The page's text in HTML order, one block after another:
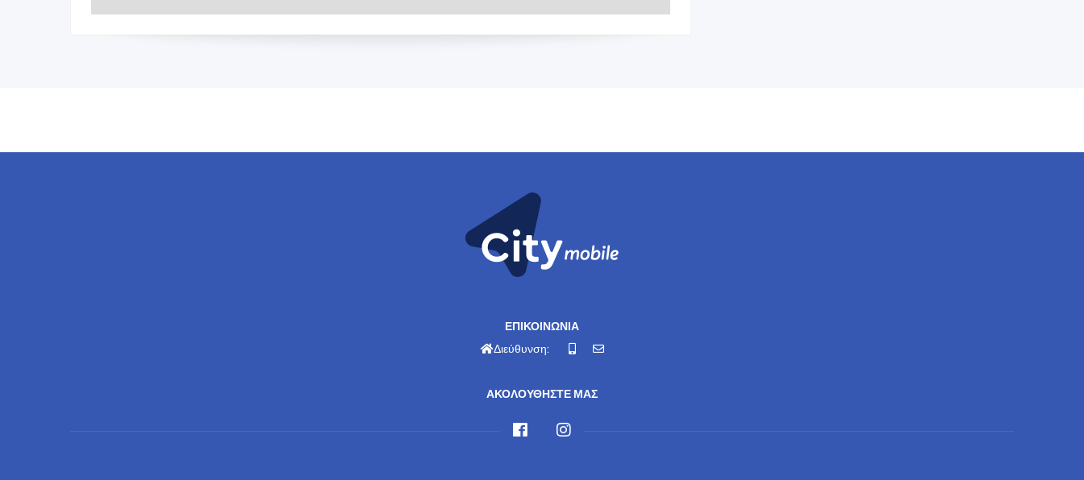
ΕΠΙΚΟΙΝΩΝΙΑ
Διεύθυνση:
ΑΚΟΛΟΥΘΗΣΤΕ ΜΑΣ